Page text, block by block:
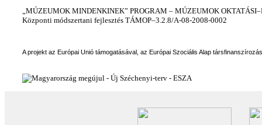
„MÚZEUMOK MINDENKINEK” PROGRAM – MÚZEUMOK
Központi módszertani fejlesztés TÁMOP–3.2.8/A-08-2008-0002
A projekt az Európai Unió támogatásával, az Európai Szociális Alap